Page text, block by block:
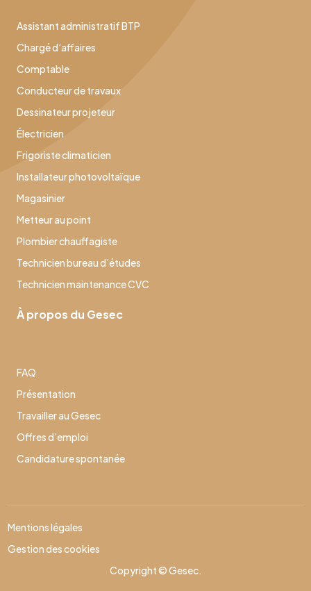
Assistant administratif BTP
Chargé d’affaires
Comptable
Conducteur de travaux
Dessinateur projeteur
Électricien
Frigoriste climaticien
Installateur photovoltaïque
Magasinier
Metteur au point
Plombier chauffagiste
Technicien bureau d’études
Technicien maintenance CVC
À propos du Gesec
FAQ
Présentation
Travailler au Gesec
Offres d’emploi
Candidature spontanée
Copyright © Gesec.
Mentions légales
Gestion des cookies